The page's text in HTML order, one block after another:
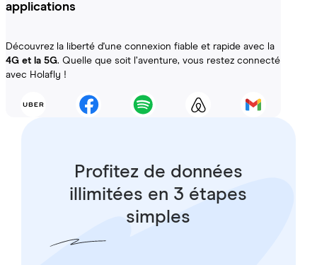
applications
Découvrez la liberté d'une connexion fiable et rapide avec la
4G et la 5G. Quelle que soit l’aventure, vous restez connecté
avec Holafly !
Profitez de données
illimitées en 3 étapes
simples